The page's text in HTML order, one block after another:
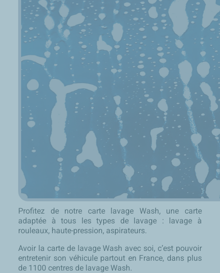
Profitez de notre carte lavage Wash, une carte
adaptée à tous les types de lavage : lavage à
rouleaux, haute-pression, aspirateurs.
Avoir la carte de lavage Wash avec soi, c’est pouvoir
entretenir son véhicule partout en France, dans plus
de 1100 centres de lavage Wash.